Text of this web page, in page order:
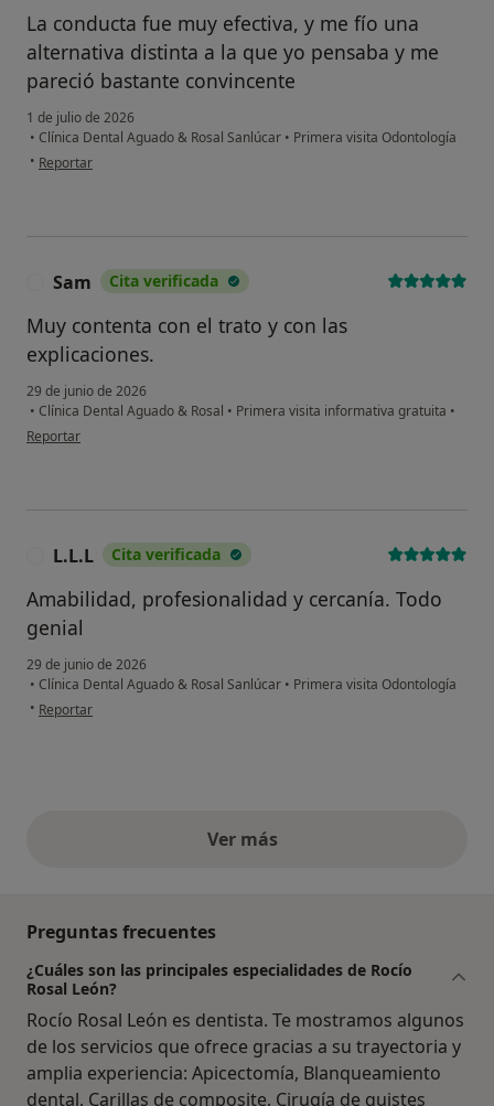
La conducta fue muy efectiva, y me fío una
alternativa distinta a la que yo pensaba y me
pareció bastante convincente
1 de julio de 2026
• Clínica Dental Aguado & Rosal Sanlúcar • Primera visita Odontología
• en opinión del usuario M.M,R
Reportar
Sam Cita verificada
Muy contenta con el trato y con las
explicaciones.
29 de junio de 2026
• Clínica Dental Aguado & Rosal • Primera visita informativa gratuita •
en opinión del usuario Sam
Reportar
L.L.L Cita verificada
Amabilidad, profesionalidad y cercanía. Todo
genial
29 de junio de 2026
• Clínica Dental Aguado & Rosal Sanlúcar • Primera visita Odontología
• en opinión del usuario L.L.L
Reportar
Ver másopiniones anteriores
Preguntas frecuentes
¿Cuáles son las principales especialidades de Rocío
Rosal León?
Rocío Rosal León es dentista. Te mostramos algunos
de los servicios que ofrece gracias a su trayectoria y
amplia experiencia: Apicectomía, Blanqueamiento
dental, Carillas de composite, Cirugía de quistes